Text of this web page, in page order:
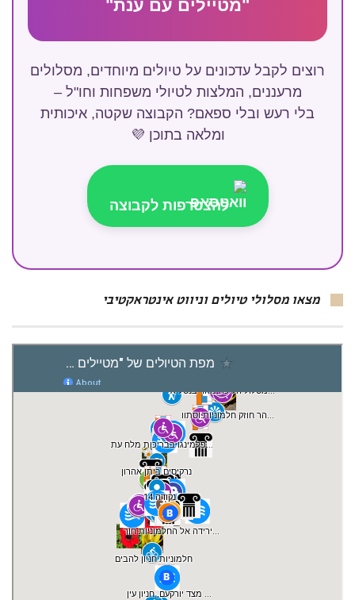
"מטיילים עם ענת"
רוצים לקבל עדכונים על טיולים מיוחדים, מסלולים
מרעננים, המלצות לטיולי משפחות וחו"ל –
בלי רעש ובלי ספאם? הקבוצה שקטה, איכותית
ומלאה בתוכן 💜
להצטרפות לקבוצה
מצאו מסלולי טיולים וניווט אינטראקטיבי